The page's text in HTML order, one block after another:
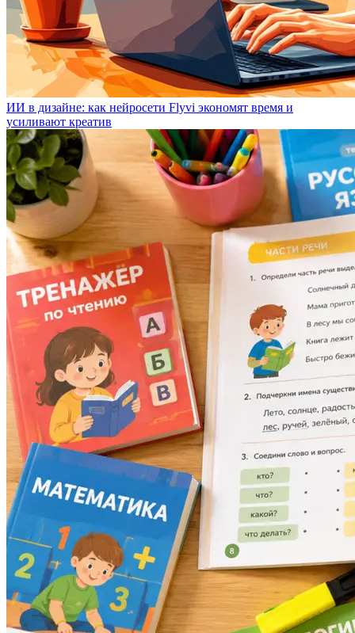
ИИ в дизайне: как нейросети Flyvi экономят время и
усиливают креатив